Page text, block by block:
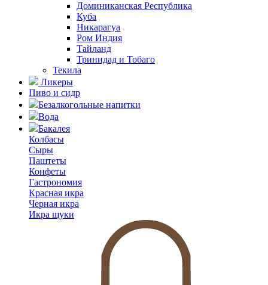
Доминиканская Республика
Куба
Никарагуа
Ром Индия
Тайланд
Тринидад и Тобаго
Текила
Ликеры
Пиво и сидр
Безалкогольные напитки
Вода
Бакалея
Колбасы
Сыры
Паштеты
Конфеты
Гастрономия
Красная икра
Черная икра
Икра щуки